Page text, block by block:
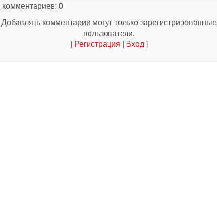
комментариев: 0
Добавлять комментарии могут только зарегистрированные
пользователи.
[ Регистрация Вход ]